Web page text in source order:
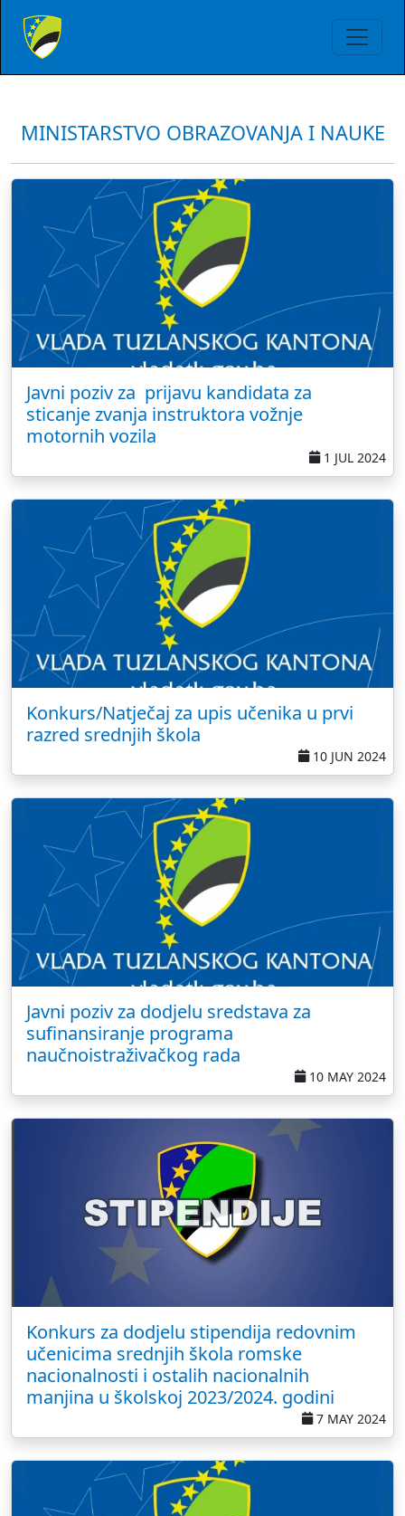
MINISTARSTVO OBRAZOVANJA I NAUKE
Javni poziv za prijavu kandidata za
sticanje zvanja instruktora vožnje
motornih vozila
1 JUL 2024
Konkurs/Natječaj za upis učenika u prvi
razred srednjih škola
10 JUN 2024
Javni poziv za dodjelu sredstava za
sufinansiranje programa
naučnoistraživačkog rada
10 MAY 2024
Konkurs za dodjelu stipendija redovnim
učenicima srednjih škola romske
nacionalnosti i ostalih nacionalnih
manjina u školskoj 2023/2024. godini
7 MAY 2024